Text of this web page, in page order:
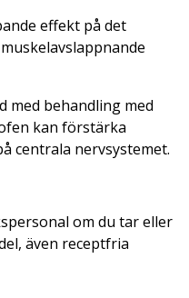
effekt på det
med behandling med
kan förstärka
centrala nervsystemet.
om du tar eller
även receptfria